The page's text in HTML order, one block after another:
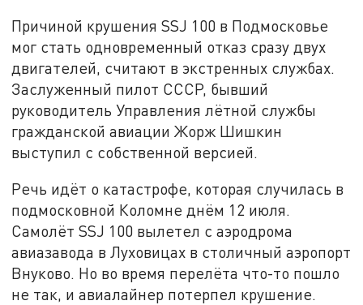
Причиной крушения SSJ 100 в Подмосковье
мог стать одновременный отказ сразу двух
двигателей, считают в экстренных службах.
Заслуженный пилот СССР, бывший
руководитель Управления лётной службы
гражданской авиации Жорж Шишкин
выступил с собственной версией.
Речь идёт о катастрофе, которая случилась в
подмосковной Коломне днём 12 июля.
Самолёт SSJ 100 вылетел с аэродрома
авиазавода в Луховицах в столичный аэропорт
Внуково. Но во время перелёта что-то пошло
не так, и авиалайнер потерпел крушение.